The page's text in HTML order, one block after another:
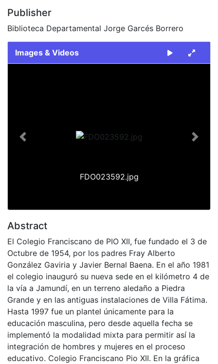
Publisher
Biblioteca Departamental Jorge Garcés Borrero
Images & Videos
FDO023592.jpg
Previous Next
Abstract
El Colegio Franciscano de PIO XII, fue fundado el 3 de
Octubre de 1954, por los padres Fray Alberto
González Gaviria y Javier Bernal Baena. En el año 1981
el colegio inauguró su nueva sede en el kilómetro 4 de
la vía a Jamundí, en un terreno aledaño a Piedra
Grande y en las antiguas instalaciones de Villa Fátima.
Hasta 1997 fue un plantel únicamente para la
educación masculina, pero desde aquella fecha se
implementó la modalidad mixta para permitir así la
integración de hombres y mujeres en el proceso
educativo. Colegio Franciscano Pio XII. En la gráfica